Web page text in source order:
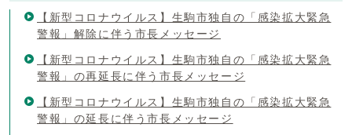
【新型コロナウイルス】生駒市独自の「感染拡大緊急
警報」解除に伴う市長メッセージ
【新型コロナウイルス】生駒市独自の「感染拡大緊急
警報」の再延長に伴う市長メッセージ
【新型コロナウイルス】生駒市独自の「感染拡大緊急
警報」の延長に伴う市長メッセージ